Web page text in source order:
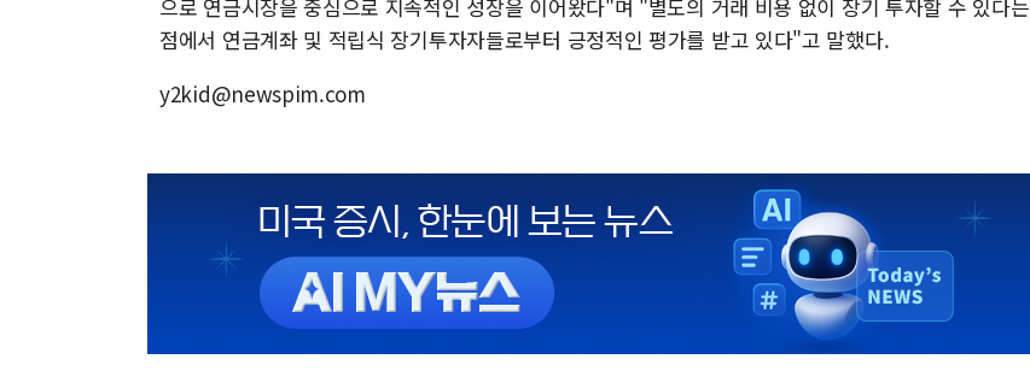
으로 연금시장을 중심으로 지속적인 성장을 이어왔다"며 "별도의 거래 비용 없이 장기 투자할 수 있다는
점에서 연금계좌 및 적립식 장기투자자들로부터 긍정적인 평가를 받고 있다"고 말했다.
y2kid@newspim.com